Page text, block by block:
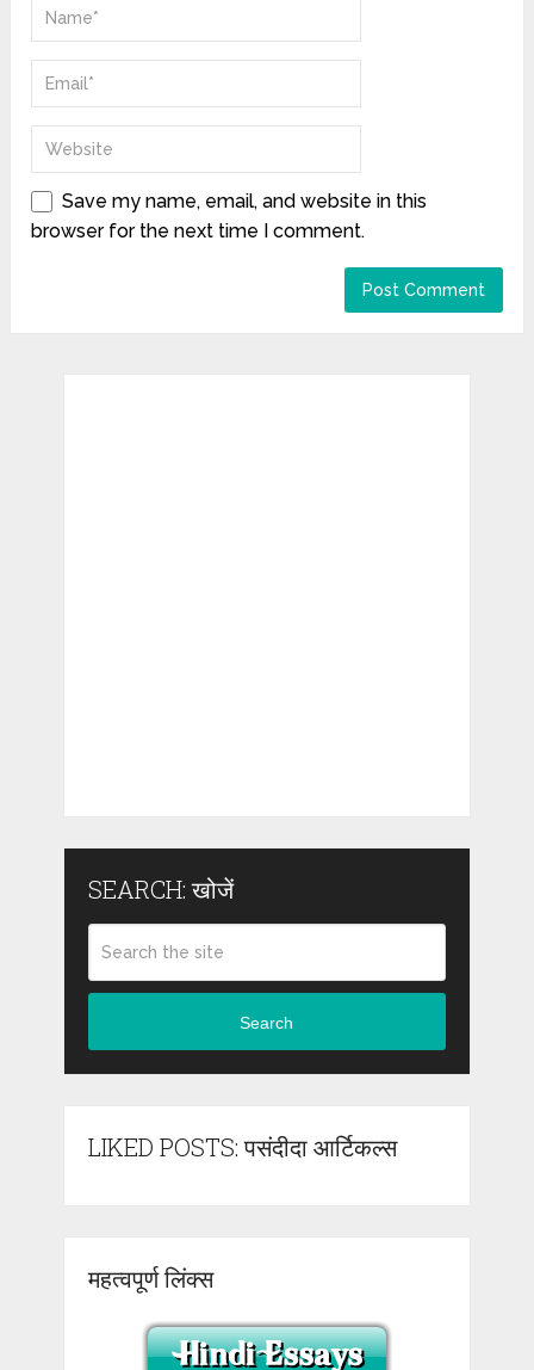
Save my name, email, and website in this
browser for the next time I comment.
SEARCH: खोजें
Search
LIKED POSTS: पसंदीदा आर्टिकल्स
महत्वपूर्ण लिंक्स